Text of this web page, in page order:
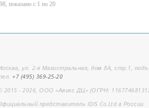
показано с 1 по 20
ул. 2-я Магистральная, дом 8А, стр.1,
+7 (495) 369-25-20
2015 - 2026, ООО «Авикс ДЦ» (ОГРН:
представитель IDIS Co.Ltd в России